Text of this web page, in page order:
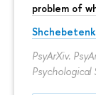
problem of
PsyArXiv.
Psychological